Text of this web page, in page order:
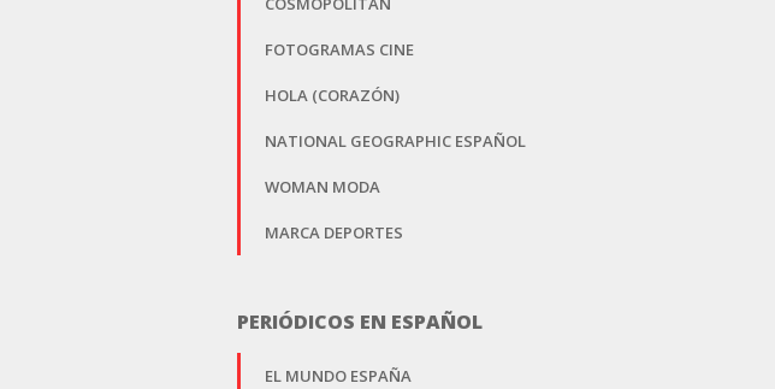
FOTOGRAMAS CINE
HOLA (CORAZÓN)
NATIONAL GEOGRAPHIC ESPAÑOL
WOMAN MODA
MARCA DEPORTES
PERIÓDICOS EN ESPAÑOL
EL MUNDO ESPAÑA